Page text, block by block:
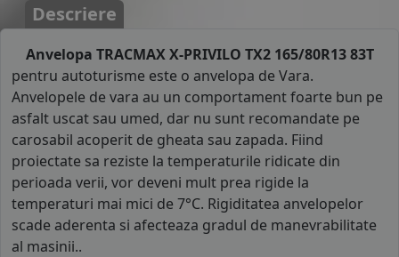
Descriere
Anvelopa TRACMAX X-PRIVILO TX2 165/80R13 83T
pentru autoturisme este o anvelopa de Vara.
Anvelopele de vara au un comportament foarte bun pe
asfalt uscat sau umed, dar nu sunt recomandate pe
carosabil acoperit de gheata sau zapada. Fiind
proiectate sa reziste la temperaturile ridicate din
perioada verii, vor deveni mult prea rigide la
temperaturi mai mici de 7°C. Rigiditatea anvelopelor
scade aderenta si afecteaza gradul de manevrabilitate
al masinii..